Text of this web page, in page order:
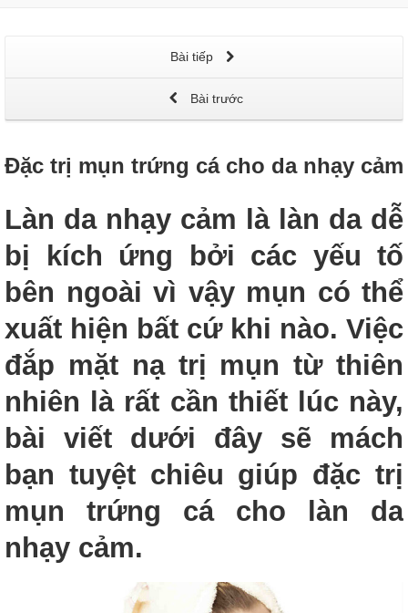
Bài tiếp
Bài trước
Đặc trị mụn trứng cá cho da nhạy cảm
Làn da nhạy cảm là làn da dễ
bị kích ứng bởi các yếu tố
bên ngoài vì vậy mụn có thể
xuất hiện bất cứ khi nào. Việc
đắp mặt nạ trị mụn từ thiên
nhiên là rất cần thiết lúc này,
bài viết dưới đây sẽ mách
bạn tuyệt chiêu giúp đặc trị
mụn trứng cá cho làn da
nhạy cảm.